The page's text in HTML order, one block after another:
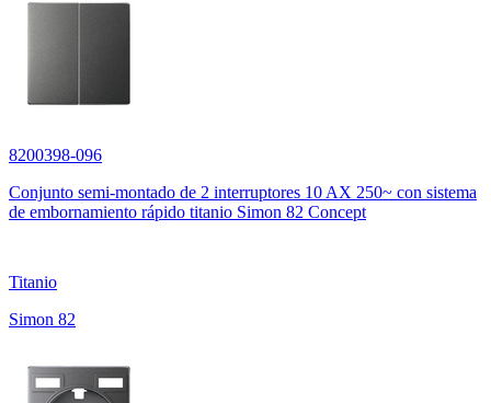
8200398-096
Conjunto semi-montado de 2 interruptores 10 AX 250~ con sistema
de embornamiento rápido titanio Simon 82 Concept
Titanio
Simon 82